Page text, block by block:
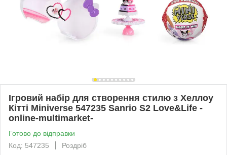
Ігровий набір для створення стилю з Хеллоу
Кітті Miniverse 547235 Sanrio S2 Love&Life -
online-multimarket-
Готово до відправки
Код: 547235
Роздріб